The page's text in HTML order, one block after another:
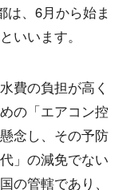
は、6月から始ま
いいます。
費の負担が高く
の「エアコン控
念し、その予防
」の減免でない
の管轄であり、